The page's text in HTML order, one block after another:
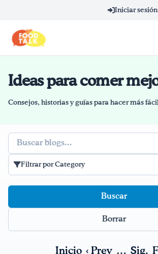
Iniciar sesión
Término de búsqueda
Home
Blog
Recetas
¡Bebe agua, Georgia!
Ideas para comer
Consejos, historias y guías para hacer más
Buscar
Filtrar por Category
Borrar
Inicio ‹ Prev … Sig.